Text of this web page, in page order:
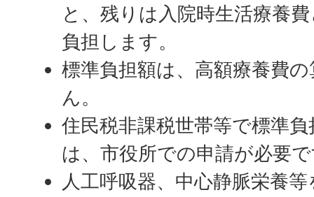
と、残りは入院時生活療養
負担します。
標準負担額は、高額療養費
ん。
住民税非課税世帯等で標準
は、市役所での申請が必要
人工呼吸器、中心静脈栄養